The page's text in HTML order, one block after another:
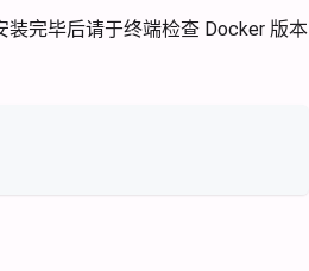
装完毕后请于终端检查 Docker 版本